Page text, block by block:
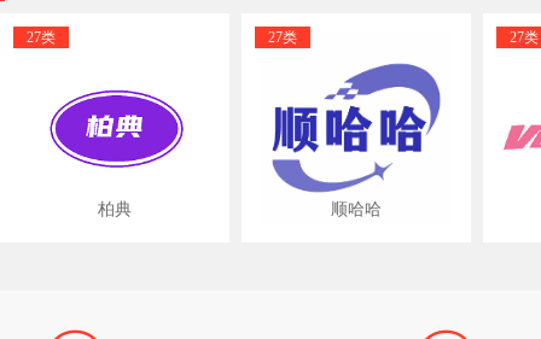
27类
柏典
27类
顺哈哈
27类